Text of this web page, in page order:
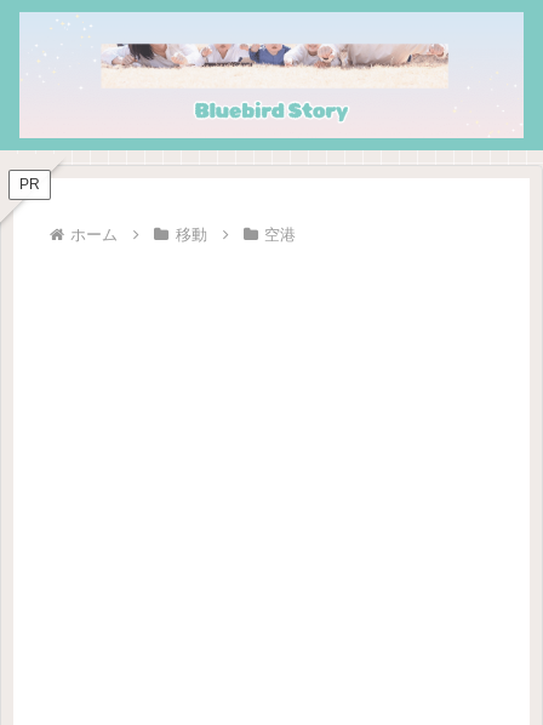
PR
ホーム 移動 空港